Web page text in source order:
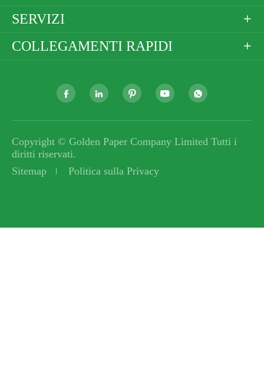
SERVIZI 
COLLEGAMENTI RAPIDI 
    
Copyright © Golden Paper Company Limited Tutti i
diritti riservati.
Sitemap
Politica sulla Privacy